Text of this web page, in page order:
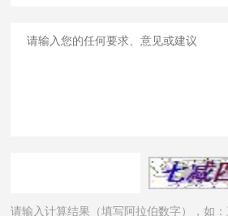
请输入计算结果（填写阿拉伯数字），如